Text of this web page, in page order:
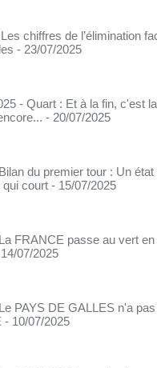
chiffres de l’élimination
- 23/07/2025
- Quart : Et à la fin, c'est
- 20/07/2025
du premier tour : Un
qui court - 15/07/2025
FRANCE passe au vert
07/2025
PAYS DE GALLES n'a
- 10/07/2025